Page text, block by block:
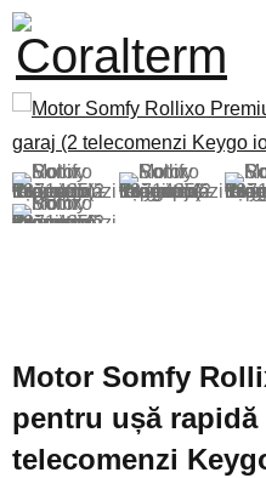
Motor Somfy
pentru ușă rapidă
telecomenzi